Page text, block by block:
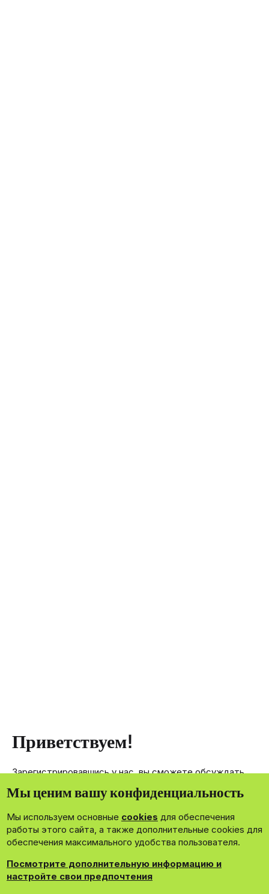
Приветствуем!
Зарегистрировавшись у нас, вы сможете обсуждать,
членам нашего сообщества.
Зарегистрироваться сейчас!
Мы ценим вашу конфиденциальность
Мы используем основные cookies для обеспечения
работы этого сайта, а также дополнительные cookies для
обеспечения максимального удобства пользователя.
Посмотрите дополнительную информацию и
настройте свои предпочтения